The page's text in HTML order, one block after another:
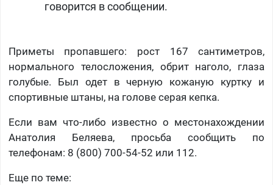
говорится в сообщении.
Приметы пропавшего: рост 167 сантиметров,
нормального телосложения, обрит наголо, глаза
голубые. Был одет в черную кожаную куртку и
спортивные штаны, на голове серая кепка.
Если вам что-либо известно о местонахождении
Анатолия Беляева, просьба сообщить по
телефонам: 8 (800) 700-54-52 или 112.
Еще по теме: